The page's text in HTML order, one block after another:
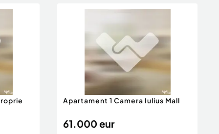
Apartament 1 Camera Iulius Mall
61.000 eur